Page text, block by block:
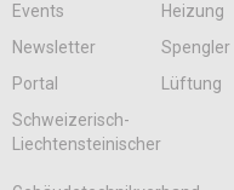
Events
Heizung
Newsletter
Spengler
Portal
Lüftung
Schweizerisch-
Liechtensteinischer